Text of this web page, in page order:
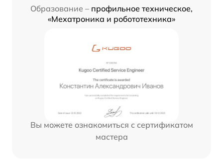
Образование – профильное техническое,
«Мехатроника и робототехника»
Вы можете ознакомиться с сертификатом
мастера